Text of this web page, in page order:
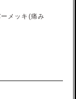
メッキ(痛み